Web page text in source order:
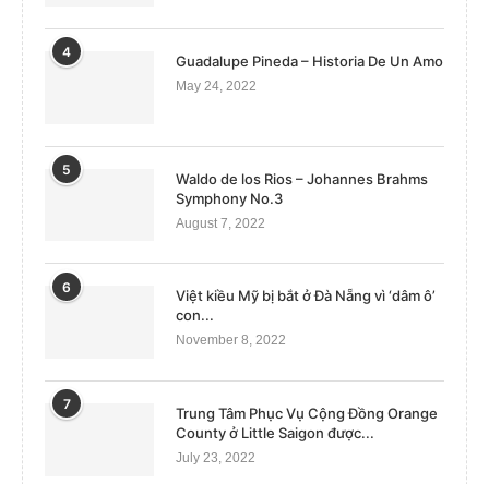
4
Guadalupe Pineda – Historia De Un Amo
May 24, 2022
5
Waldo de los Rios – Johannes Brahms
Symphony No.3
August 7, 2022
6
Việt kiều Mỹ bị bắt ở Đà Nẵng vì ‘dâm ô’
con...
November 8, 2022
7
Trung Tâm Phục Vụ Cộng Đồng Orange
County ở Little Saigon được...
July 23, 2022